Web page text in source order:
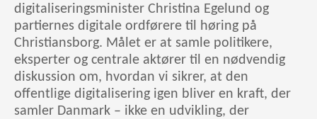
digitaliseringsminister Christina Egelund og
partiernes digitale ordførere til høring på
Christiansborg. Målet er at samle politikere,
eksperter og centrale aktører til en nødvendig
diskussion om, hvordan vi sikrer, at den
offentlige digitalisering igen bliver en kraft, der
samler Danmark – ikke en udvikling, der